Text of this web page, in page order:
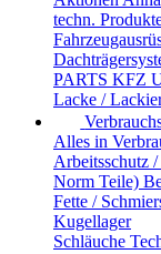
techn.
PARTS KFZ
Lacke /
Alles in
Arbeitsschutz
Norm Teile)
Fette /
Kugellager
Schläuche